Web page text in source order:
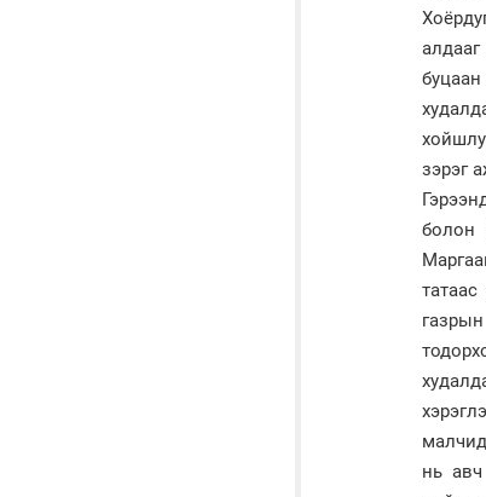
зэрэг
болон
нь